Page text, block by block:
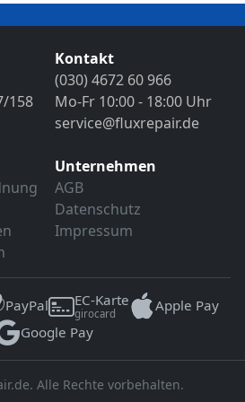
festgestellt werden,
ausschließlich nach
festgestellt werden,
ausschließlich nach
158
Kontakt
(030) 4672 60 966
Mo-Fr 10:00 - 18:00 Uhr
service@fluxrepair.de
Unternehmen
AGB
Datenschutz
Impressum
PayPal EC-Karte
girocard
Apple Pay
Google Pay
Alle Rechte vorbehalten.